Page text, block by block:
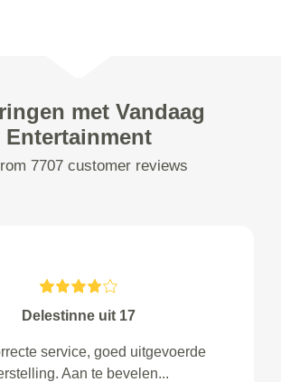
met Vandaag
Entertainment
7707 customer reviews
Delestinne uit 17
service, goed uitgevoerde
Aan te bevelen...